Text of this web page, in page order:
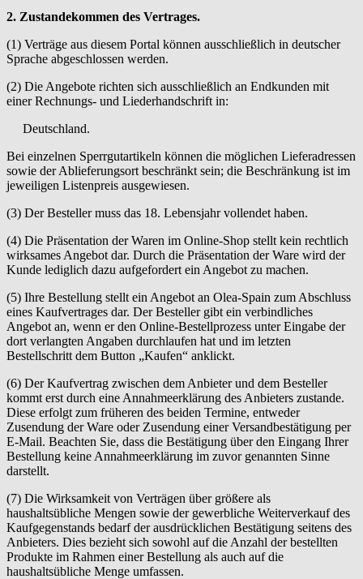
2. Zustandekommen des Vertrages.
(1) Verträge aus diesem Portal können ausschließlich in deutscher
Sprache abgeschlossen werden.
(2) Die Angebote richten sich ausschließlich an Endkunden mit
einer Rechnungs- und Liederhandschrift in:
Deutschland.
Bei einzelnen Sperrgutartikeln können die möglichen Lieferadressen
sowie der Ablieferungsort beschränkt sein; die Beschränkung ist im
jeweiligen Listenpreis ausgewiesen.
(3) Der Besteller muss das 18. Lebensjahr vollendet haben.
(4) Die Präsentation der Waren im Online-Shop stellt kein rechtlich
wirksames Angebot dar. Durch die Präsentation der Ware wird der
Kunde lediglich dazu aufgefordert ein Angebot zu machen.
(5) Ihre Bestellung stellt ein Angebot an Olea-Spain zum Abschluss
eines Kaufvertrages dar. Der Besteller gibt ein verbindliches
Angebot an, wenn er den Online-Bestellprozess unter Eingabe der
dort verlangten Angaben durchlaufen hat und im letzten
Bestellschritt dem Button „Kaufen“ anklickt.
(6) Der Kaufvertrag zwischen dem Anbieter und dem Besteller
kommt erst durch eine Annahmeerklärung des Anbieters zustande.
Diese erfolgt zum früheren des beiden Termine, entweder
Zusendung der Ware oder Zusendung einer Versandbestätigung per
E-Mail. Beachten Sie, dass die Bestätigung über den Eingang Ihrer
Bestellung keine Annahmeerklärung im zuvor genannten Sinne
darstellt.
(7) Die Wirksamkeit von Verträgen über größere als
haushaltsübliche Mengen sowie der gewerbliche Weiterverkauf des
Kaufgegenstands bedarf der ausdrücklichen Bestätigung seitens des
Anbieters. Dies bezieht sich sowohl auf die Anzahl der bestellten
Produkte im Rahmen einer Bestellung als auch auf die
haushaltsübliche Menge umfassen.